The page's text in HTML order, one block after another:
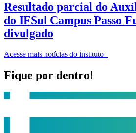
Resultado parcial do
do IFSul Campus Passo
divulgado
Acesse mais notícias do instituto
Fique por dentro!